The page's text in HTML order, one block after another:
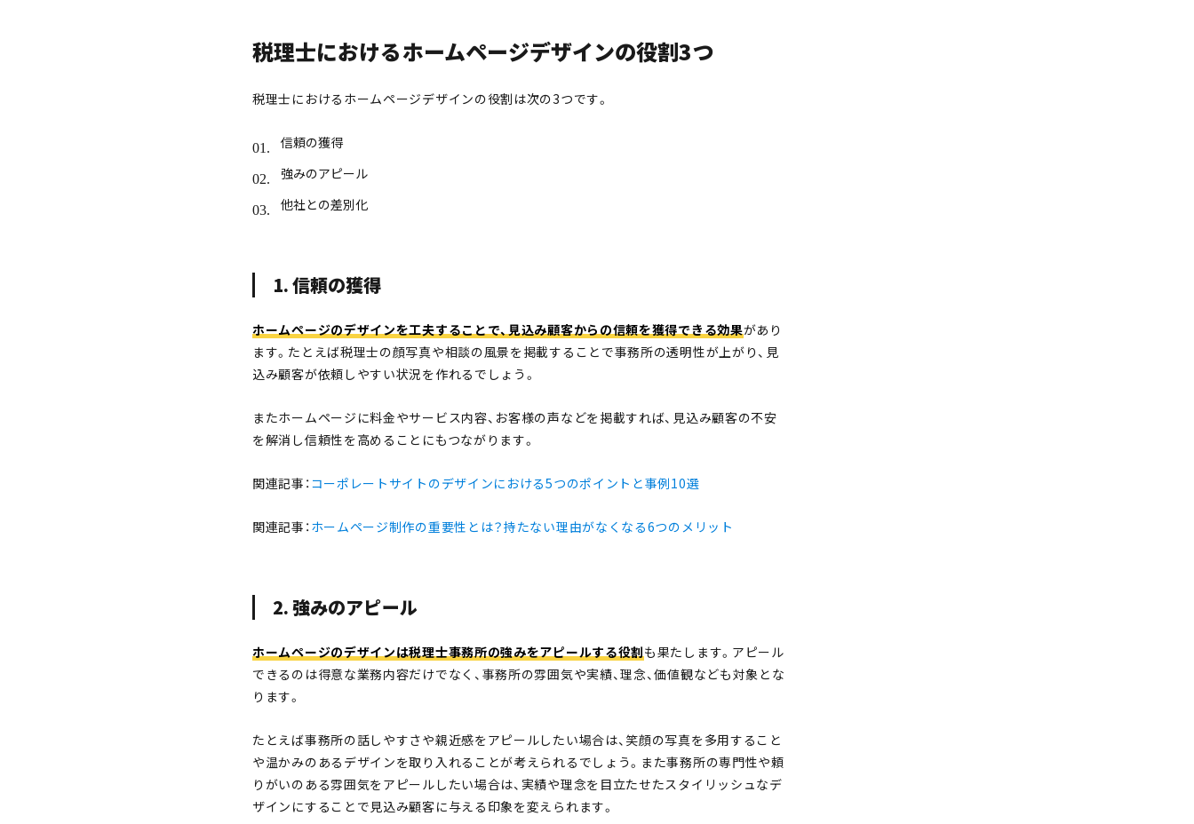
税理士におけるホームページデザインの役割3つ
税理士におけるホームページデザインの役割は次の3つです。
信頼の獲得
強みのアピール
他社との差別化
1. 信頼の獲得
ホームページのデザインを工夫することで、見込み顧客からの信頼を獲得できる効果があり
ます。たとえば税理士の顔写真や相談の風景を掲載することで事務所の透明性が上がり、見
込み顧客が依頼しやすい状況を作れるでしょう。
またホームページに料金やサービス内容、お客様の声などを掲載すれば、見込み顧客の不安
を解消し信頼性を高めることにもつながります。
関連記事：コーポレートサイトのデザインにおける5つのポイントと事例10選
関連記事：ホームページ制作の重要性とは？持たない理由がなくなる6つのメリット
2. 強みのアピール
ホームページのデザインは税理士事務所の強みをアピールする役割も果たします。アピール
できるのは得意な業務内容だけでなく、事務所の雰囲気や実績、理念、価値観なども対象とな
ります。
たとえば事務所の話しやすさや親近感をアピールしたい場合は、笑顔の写真を多用すること
や温かみのあるデザインを取り入れることが考えられるでしょう。また事務所の専門性や頼
りがいのある雰囲気をアピールしたい場合は、実績や理念を目立たせたスタイリッシュなデ
ザインにすることで見込み顧客に与える印象を変えられます。